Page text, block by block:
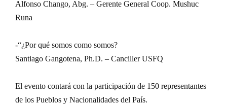
Alfonso Chango, Abg. – Gerente General Coop. Mushuc
Runa
-“¿Por qué somos como somos?
Santiago Gangotena, Ph.D. – Canciller USFQ
El evento contará con la participación de 150 representantes
de los Pueblos y Nacionalidades del País.